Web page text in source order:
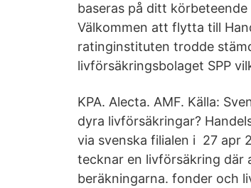
baseras på ditt
Välkommen att flytta till
ratinginstituten trodde
livförsäkringsbolaget SPP
KPA. Alecta. AMF. Källa:
dyra livförsäkringar?
via svenska filialen i 27 apr
tecknar en livförsäkring där
beräkningarna. fonder och